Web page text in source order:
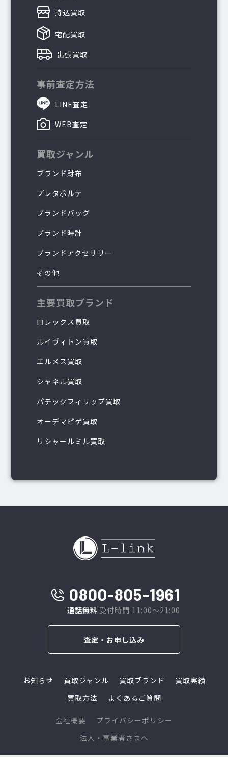
持込買取
宅配買取
出張買取
事前査定方法
LINE査定
WEB査定
買取ジャンル
ブランド財布
プレタポルテ
ブランドバッグ
ブランド時計
ブランドアクセサリー
その他
主要買取ブランド
ロレックス買取
ルイヴィトン買取
エルメス買取
シャネル買取
パテックフィリップ買取
オーデマピゲ買取
リシャールミル買取
0800-805-1961
通話無料 受付時間 11:00～21:00
査定・お申し込み
お知らせ 買取ジャンル 買取ブランド
買取実績
買取方法
よくあるご質問
会社概要
プライバシーポリシー
法人・事業者さまへ